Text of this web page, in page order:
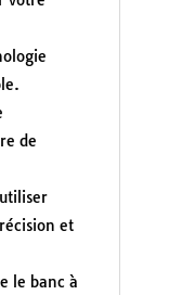
de
et
le banc à